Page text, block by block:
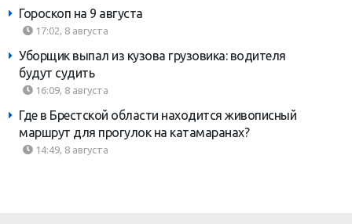
Гороскоп на 9 августа
17:02, 8 августа
Уборщик выпал из кузова грузовика: водителя
будут судить
16:09, 8 августа
Где в Брестской области находится живописный
маршрут для прогулок на катамаранах?
14:49, 8 августа